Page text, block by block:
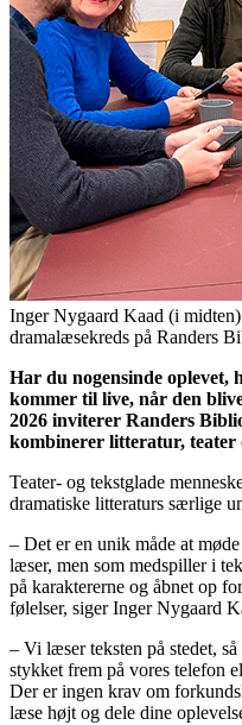
Inger Nygaard Kaad (i
dramalæsekreds på Randers
Har du nogensinde oplevet,
kommer til live, når den
2026 inviterer Randers
kombinerer litteratur, teater
Teater- og tekstglade
dramatiske litteraturs særlige
– Det er en unik måde at
læser, men som medspiller i
på karaktererne og åbnet op
følelser, siger Inger Nygaard
– Vi læser teksten på stedet,
stykket frem på vores telefon
Der er ingen krav om
læse højt og dele dine